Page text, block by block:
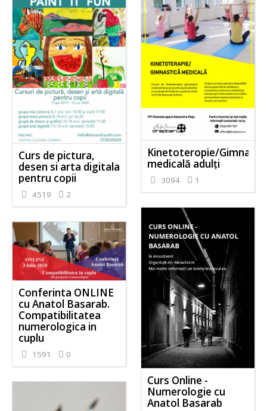
Kinetoteropie/
medicală adulți
3094 1
Curs de pictura,
desen si arta digitala
pentru copii
4519 2
Curs Online -
Numerologie cu
Anatol Basarab
Conferinta ONLINE
cu Anatol Basarab.
Compatibilitatea
numerologica in
cuplu
1591 0